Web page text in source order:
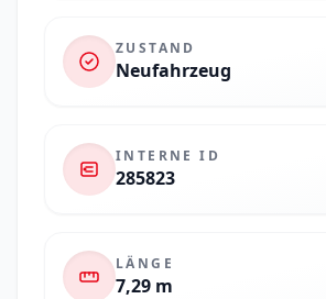
ZUSTAND
Neufahrzeug
INTERNE ID
285823
LÄNGE
7,29 m